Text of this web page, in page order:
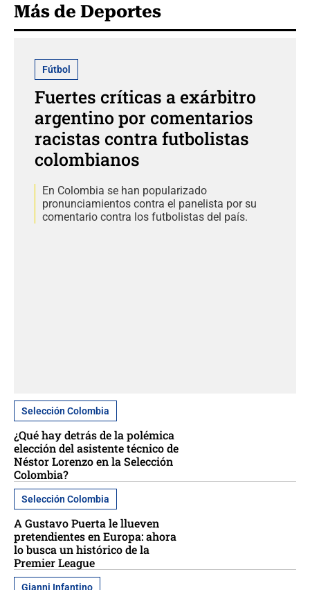
Más de Deportes
Fútbol
Fuertes críticas a exárbitro
argentino por comentarios
racistas contra futbolistas
colombianos
En Colombia se han popularizado
pronunciamientos contra el panelista por su
comentario contra los futbolistas del país.
Selección Colombia
¿Qué hay detrás de la polémica
elección del asistente técnico de
Néstor Lorenzo en la Selección
Colombia?
Selección Colombia
A Gustavo Puerta le llueven
pretendientes en Europa: ahora
lo busca un histórico de la
Premier League
Gianni Infantino